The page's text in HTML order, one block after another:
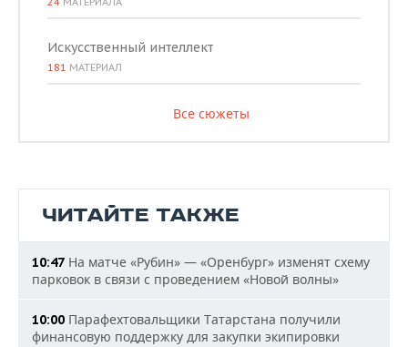
Искусственный интеллект
181 МАТЕРИАЛ
Все сюжеты
ЧИТАЙТЕ ТАКЖЕ
10:47 На матче «Рубин» — «Оренбург» изменят схему
парковок в связи с проведением «Новой волны»
10:00 Парафехтовальщики Татарстана получили
финансовую поддержку для закупки экипировки